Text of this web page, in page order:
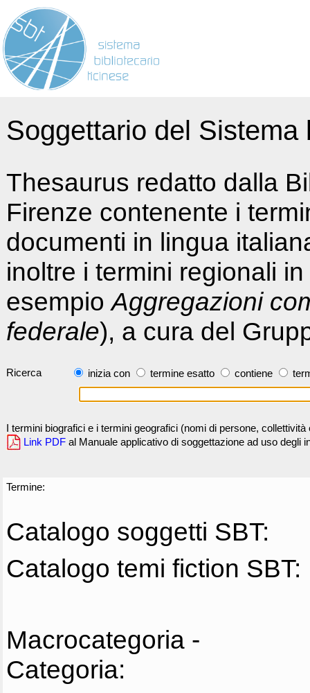
Soggettario del
Thesaurus redatto dalla
Firenze contenente i
documenti in lingua
inoltre i termini regionali
esempioAggregazioni
federale), a cura del
Ricerca inizia con termine esatto contiene
I termini biografici e i termini geografici (nomi di persone,
Link PDF al Manuale applicativo di soggettazione ad uso degli
Termine:
Catalogo soggetti SBT:
Catalogo temi fiction SBT:
Macrocategoria -
Categoria: